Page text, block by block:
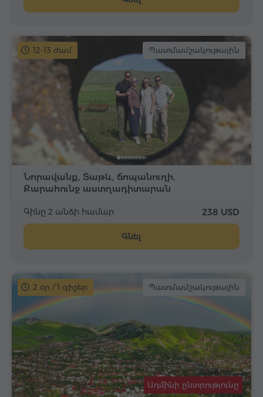
12-13 ժամ Պատմամշակութային
Նորավանք, Տաթև, ճոպանուղի,
Քարահունջ աստղադիտարան
Գինը 2 անձի համար 238 USD
Գնել
2 օր / 1 գիշեր Պատմամշակութային
Ադմինի ընտրությունը